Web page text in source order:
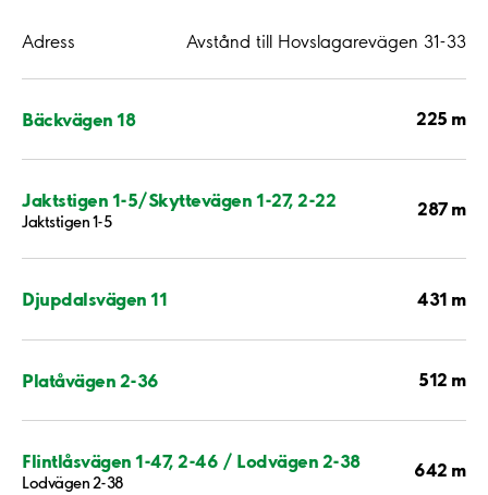
Adress Avstånd till Hovslagarevägen 31-33
Bäckvägen 18 225 m
Jaktstigen 1-5/Skyttevägen 1-27, 2-22
Jaktstigen 1-5
287 m
Djupdalsvägen 11 431 m
Platåvägen 2-36 512 m
Flintlåsvägen 1-47, 2-46 / Lodvägen 2-38
Lodvägen 2-38
642 m